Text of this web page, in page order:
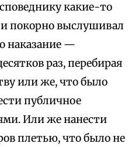
какие-то
покорно выслушивал
наказание —
раз, перебирая
или же, что было
публичное
Или же нанести
плетью, что было не